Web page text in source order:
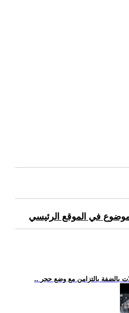
في الموقع الرئيسي
بالضفة بالتزامن مع وضع حجر